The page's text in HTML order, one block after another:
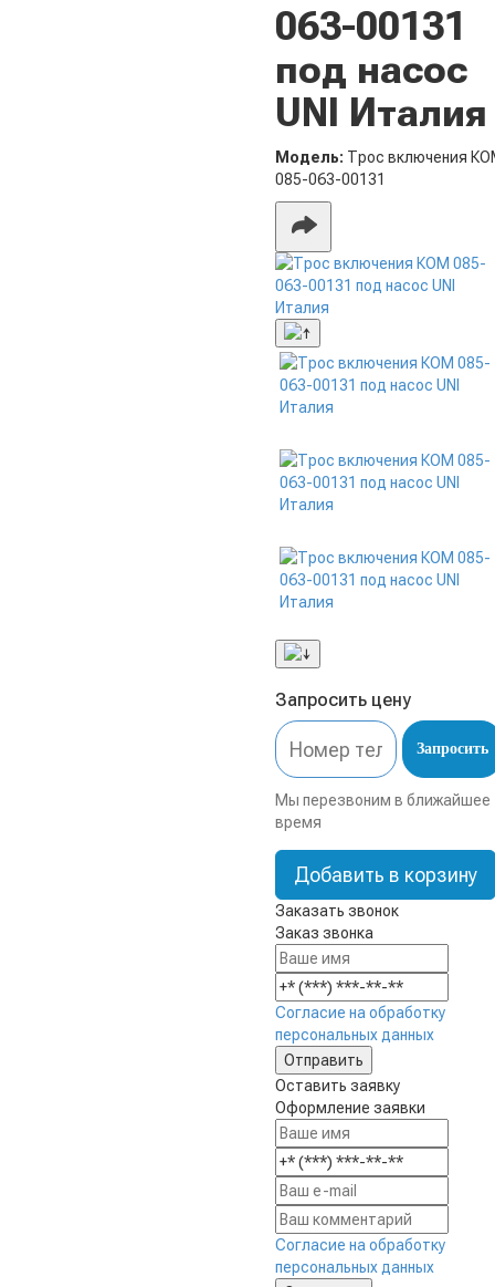
063-00131
под насос
UNI Италия
Модель: Трос включения
085-063-00131
Запросить цену
Запросить
Мы перезвоним в ближайшее
время
Добавить в корзину
Заказать звонок
Заказ звонка
Согласие на обработку
персональных данных
Оставить заявку
Оформление заявки
Согласие на обработку
персональных данных